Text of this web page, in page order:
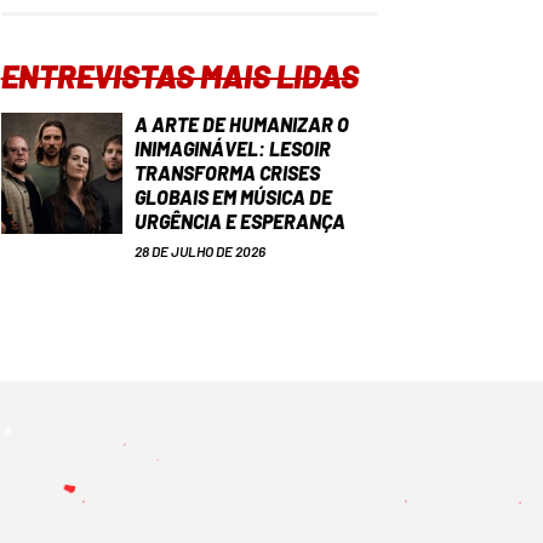
ENTREVISTAS MAIS LIDAS
A ARTE DE HUMANIZAR O
INIMAGINÁVEL: LESOIR
TRANSFORMA CRISES
GLOBAIS EM MÚSICA DE
URGÊNCIA E ESPERANÇA
28 DE JULHO DE 2026